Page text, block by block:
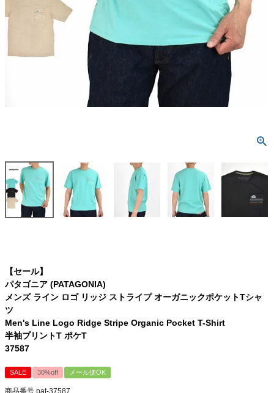
【セール】
パタゴニア (PATAGONIA)
メンズ ライン ロゴ リッジ ストライプ オーガニックポケットTシャ
ツ
Men's Line Logo Ridge Stripe Organic Pocket T-Shirt
半袖プリントT ポケT
37587
SALE 30%off メール便OK
商品番号 pat-37587